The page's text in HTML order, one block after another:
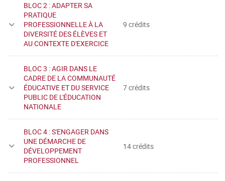
BLOC 2 : ADAPTER SA
PRATIQUE
PROFESSIONNELLE À LA
DIVERSITÉ DES ÉLÈVES ET
AU CONTEXTE D'EXERCICE
9 crédits
BLOC 3 : AGIR DANS LE
CADRE DE LA COMMUNAUTÉ
ÉDUCATIVE ET DU SERVICE
PUBLIC DE L'ÉDUCATION
NATIONALE
7 crédits
BLOC 4 : S'ENGAGER DANS
UNE DÉMARCHE DE
DÉVELOPPEMENT
PROFESSIONNEL
14 crédits